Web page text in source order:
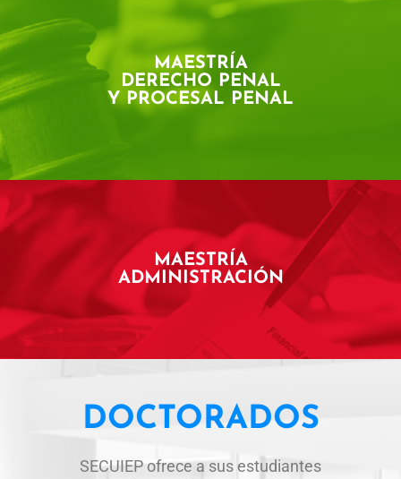
MAESTRÍA
DERECHO PENAL
Y PROCESAL PENAL
MAESTRÍA
ADMINISTRACIÓN
DOCTORADOS
SECUIEP ofrece a sus estudiantes